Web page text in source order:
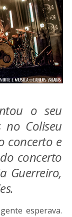
o seu
Coliseu
concerto e
concerto
Guerreiro,
esperava.